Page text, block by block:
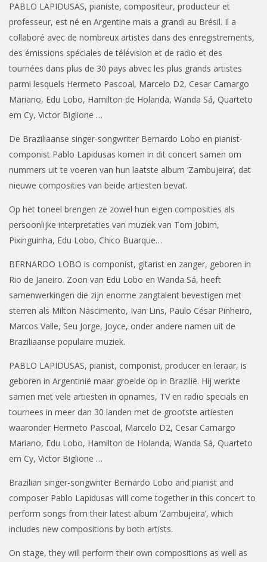
PABLO LAPIDUSAS, pianiste, compositeur, producteur et
professeur, est né en Argentine mais a grandi au Brésil. Il a
collaboré avec de nombreux artistes dans des enregistrements,
des émissions spéciales de télévision et de radio et des
tournées dans plus de 30 pays abvec les plus grands artistes
parmi lesquels Hermeto Pascoal, Marcelo D2, Cesar Camargo
Mariano, Edu Lobo, Hamilton de Holanda, Wanda Sá, Quarteto
em Cy, Victor Biglione …
De Braziliaanse singer-songwriter Bernardo Lobo en pianist-
componist Pablo Lapidusas komen in dit concert samen om
nummers uit te voeren van hun laatste album ‘Zambujeira’, dat
nieuwe composities van beide artiesten bevat.
Op het toneel brengen ze zowel hun eigen composities als
persoonlijke interpretaties van muziek van Tom Jobim,
Pixinguinha, Edu Lobo, Chico Buarque…
BERNARDO LOBO is componist, gitarist en zanger, geboren in
Rio de Janeiro. Zoon van Edu Lobo en Wanda Sá, heeft
samenwerkingen die zijn enorme zangtalent bevestigen met
sterren als Milton Nascimento, Ivan Lins, Paulo César Pinheiro,
Marcos Valle, Seu Jorge, Joyce, onder andere namen uit de
Braziliaanse populaire muziek.
PABLO LAPIDUSAS, pianist, componist, producer en leraar, is
geboren in Argentinië maar groeide op in Brazilië. Hij werkte
samen met vele artiesten in opnames, TV en radio specials en
tournees in meer dan 30 landen met de grootste artiesten
waaronder Hermeto Pascoal, Marcelo D2, Cesar Camargo
Mariano, Edu Lobo, Hamilton de Holanda, Wanda Sá, Quarteto
em Cy, Victor Biglione …
Brazilian singer-songwriter Bernardo Lobo and pianist and
composer Pablo Lapidusas will come together in this concert to
perform songs from their latest album ‘Zambujeira’, which
includes new compositions by both artists.
On stage, they will perform their own compositions as well as